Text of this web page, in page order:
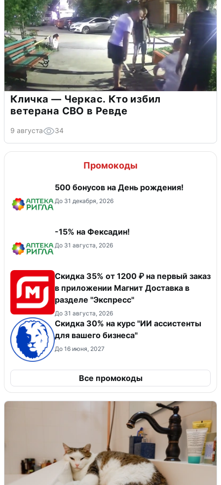
Кличка — Черкас. Кто избил
ветерана СВО в Ревде
9 августа 34
Промокоды
500 бонусов на День рождения!
До 31 декабря, 2026
-15% на Фексадин!
До 31 августа, 2026
Скидка 35% от 1200 ₽ на первый заказ
в приложении Магнит Доставка в
разделе "Экспресс"
До 31 августа, 2026
Скидка 30% на курс "ИИ ассистенты
для вашего бизнеса"
До 16 июня, 2027
Все промокоды